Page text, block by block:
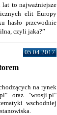
to najważniejsze
elit Europy
hasło przewodnie
czyli jaka?”
05.04.2017
na rynek
oraz "wrosji.pl"
wschodniej